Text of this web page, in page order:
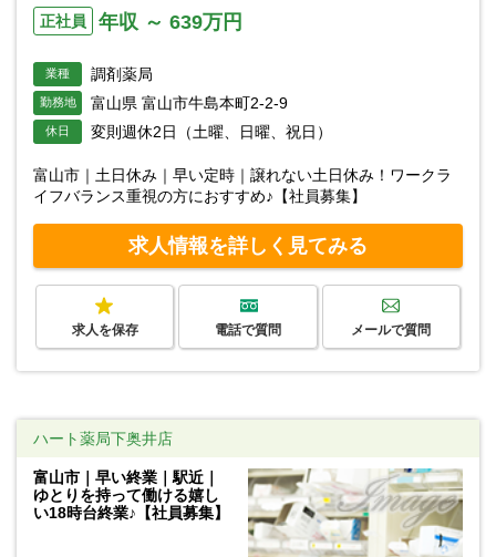
正社員 年収 ～ 639万円
業種 調剤薬局
勤務地 富山県 富山市牛島本町2-2-9
休日 変則週休2日（土曜、日曜、祝日）
富山市｜土日休み｜早い定時｜譲れない土日休み！ワークラ
イフバランス重視の方におすすめ♪【社員募集】
求人情報を詳しく見てみる
求人を保存 電話で質問 メールで質問
ハート薬局下奥井店
富山市｜早い終業｜駅近｜
ゆとりを持って働ける嬉し
い18時台終業♪【社員募集】